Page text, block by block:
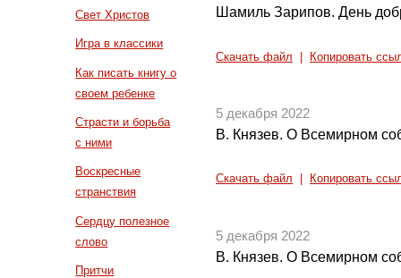
Свет Христов
Игра в классики
Как писать книгу о
своем ребенке
Страсти и борьба
с ними
Воскресные
странствия
Сердцу полезное
слово
Притчи
Шамиль Зарипов. День
Скачать файл Копировать
5 декабря 2022
В. Князев. О Всемирном
Скачать файл Копировать
5 декабря 2022
В. Князев. О Всемирном